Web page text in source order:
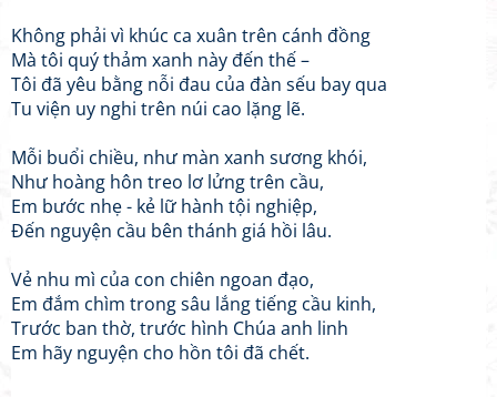
Không phải vì khúc ca xuân trên cánh đồng
Mà tôi quý thảm xanh này đến thế –
Tôi đã yêu bằng nỗi đau của đàn sếu bay qua
Tu viện uy nghi trên núi cao lặng lẽ.
Mỗi buổi chiều, như màn xanh sương khói,
Như hoàng hôn treo lơ lửng trên cầu,
Em bước nhẹ - kẻ lữ hành tội nghiệp,
Đến nguyện cầu bên thánh giá hồi lâu.
Vẻ nhu mì của con chiên ngoan đạo,
Em đắm chìm trong sâu lắng tiếng cầu kinh,
Trước ban thờ, trước hình Chúa anh linh
Em hãy nguyện cho hồn tôi đã chết.